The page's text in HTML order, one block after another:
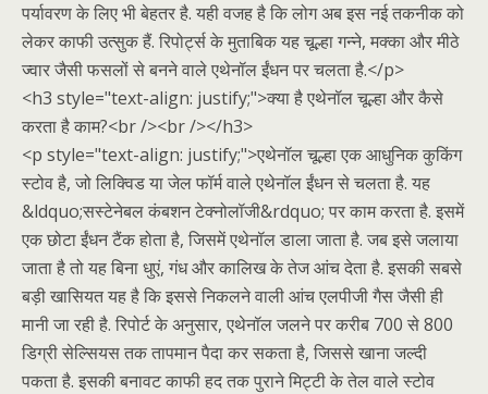
पर्यावरण के लिए भी बेहतर है. यही वजह है कि लोग अब इस नई तकनीक को
लेकर काफी उत्सुक हैं. रिपोर्ट्स के मुताबिक यह चूल्हा गन्ने, मक्का और मीठे
ज्वार जैसी फसलों से बनने वाले एथेनॉल ईंधन पर चलता है.</p>
<h3 style="text-align: justify;">क्या है एथेनॉल चूल्हा और कैसे
करता है काम?<br /><br /></h3>
<p style="text-align: justify;">एथेनॉल चूल्हा एक आधुनिक कुकिंग
स्टोव है, जो लिक्विड या जेल फॉर्म वाले एथेनॉल ईंधन से चलता है. यह
&ldquo;सस्टेनेबल कंबशन टेक्नोलॉजी&rdquo; पर काम करता है. इसमें
एक छोटा ईंधन टैंक होता है, जिसमें एथेनॉल डाला जाता है. जब इसे जलाया
जाता है तो यह बिना धुएं, गंध और कालिख के तेज आंच देता है. इसकी सबसे
बड़ी खासियत यह है कि इससे निकलने वाली आंच एलपीजी गैस जैसी ही
मानी जा रही है. रिपोर्ट के अनुसार, एथेनॉल जलने पर करीब 700 से 800
डिग्री सेल्सियस तक तापमान पैदा कर सकता है, जिससे खाना जल्दी
पकता है. इसकी बनावट काफी हद तक पुराने मिट्टी के तेल वाले स्टोव